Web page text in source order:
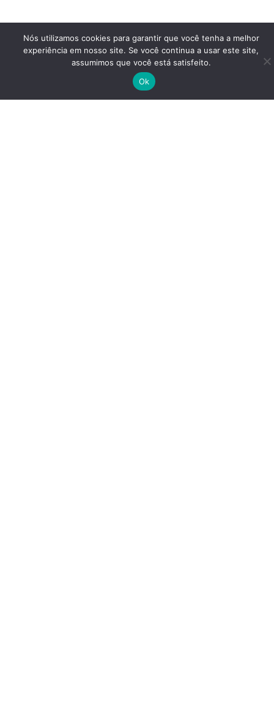
Nós utilizamos cookies para garantir que você tenha a melhor
experiência em nosso site. Se você continua a usar este site,
assumimos que você está satisfeito.
Ok